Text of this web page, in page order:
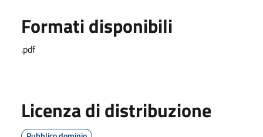
Formati disponibili
.pdf
Licenza di distribuzione